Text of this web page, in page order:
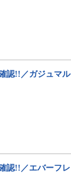
認!!／ガジュマ
認!!／エバーフ